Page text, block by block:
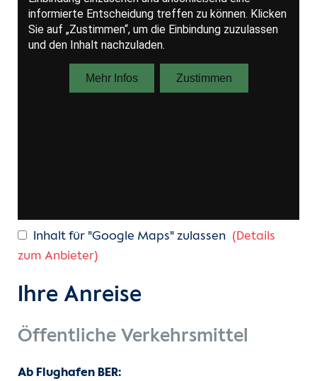
Inhalt für "Google Maps" zulassen (Details
zum Anbieter)
Ihre Anreise
Öffentliche Verkehrsmittel
Ab Flughafen BER: